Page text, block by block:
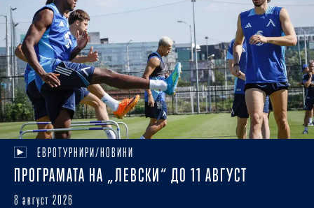
ЕВРОТУРНИРИ/НОВИНИ
ПРОГРАМАТА НА „ЛЕВСКИ“ ДО 11 АВГУСТ
8 август 2026